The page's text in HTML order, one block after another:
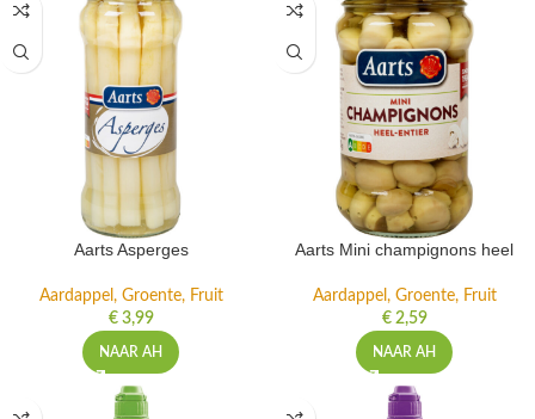
Aarts Asperges
Aardappel, Groente, Fruit
€3,99
NAAR AH
Aarts Mini champignons heel
Aardappel, Groente, Fruit
€2,59
NAAR AH